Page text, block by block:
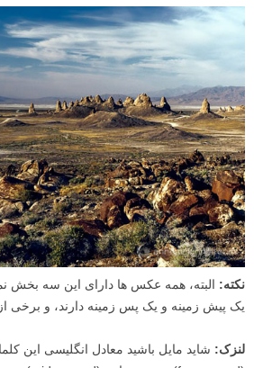
نکته: البته، همه عکس ها دارای این سه بخش
یک پیش زمینه و یک پس زمینه دارند، و برخی از
لنزک: شاید مایل باشید معادل انگلیسی این